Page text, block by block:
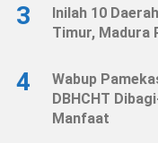
3
Inilah 10
Timur, Madura
4
Wabup
DBHCHT
Manfaat